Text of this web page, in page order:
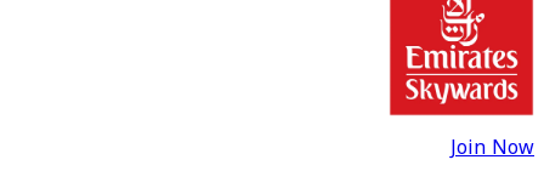
Join Now